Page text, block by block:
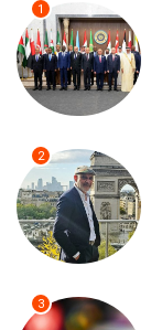
1
2
3